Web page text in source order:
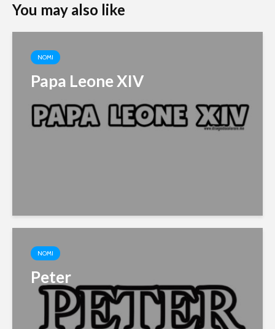
You may also like
NOMI
Papa Leone XIV
NOMI
Peter